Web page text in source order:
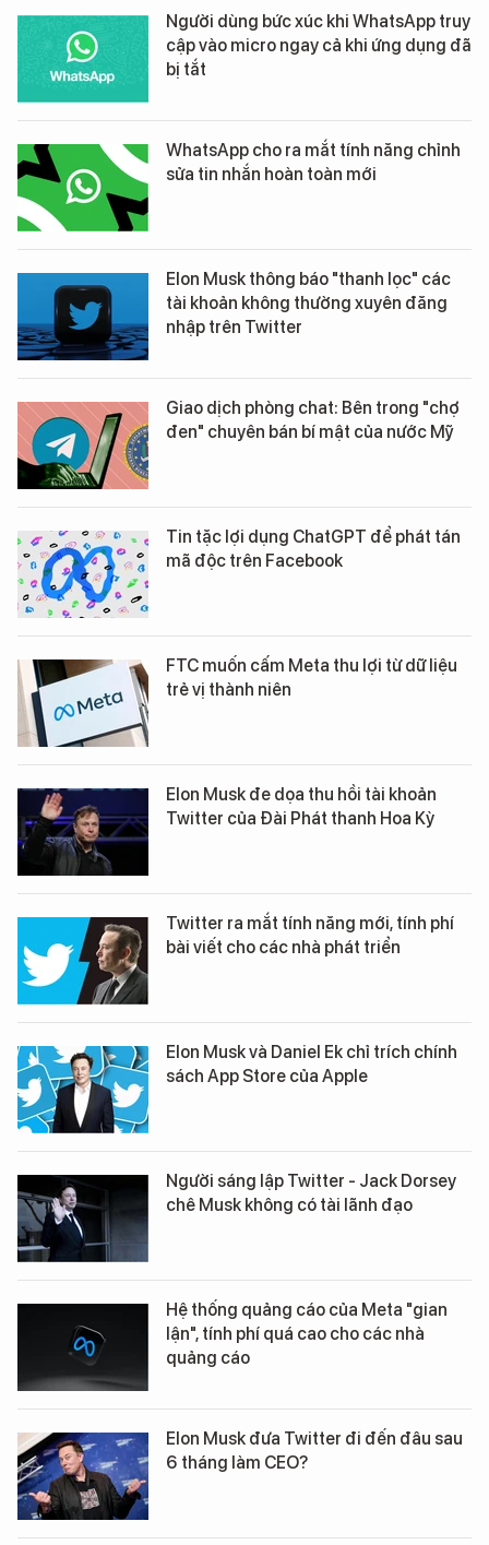
Người dùng bức xúc khi WhatsApp truy
cập vào micro ngay cả khi ứng dụng đã
bị tắt
WhatsApp cho ra mắt tính năng chỉnh
sửa tin nhắn hoàn toàn mới
Elon Musk thông báo "thanh lọc" các
tài khoản không thường xuyên đăng
nhập trên Twitter
Giao dịch phòng chat: Bên trong "chợ
đen" chuyên bán bí mật của nước Mỹ
Tin tặc lợi dụng ChatGPT để phát tán
mã độc trên Facebook
FTC muốn cấm Meta thu lợi từ dữ liệu
trẻ vị thành niên
Elon Musk đe dọa thu hồi tài khoản
Twitter của Đài Phát thanh Hoa Kỳ
Twitter ra mắt tính năng mới, tính phí
bài viết cho các nhà phát triển
Elon Musk và Daniel Ek chỉ trích chính
sách App Store của Apple
Người sáng lập Twitter - Jack Dorsey
chê Musk không có tài lãnh đạo
Hệ thống quảng cáo của Meta "gian
lận", tính phí quá cao cho các nhà
quảng cáo
Elon Musk đưa Twitter đi đến đâu sau
6 tháng làm CEO?